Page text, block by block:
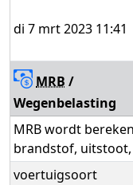
di 7 mrt 2023 11:41
MRB /
Wegenbelasting
MRB wordt
brandstof,
voertuigsoort